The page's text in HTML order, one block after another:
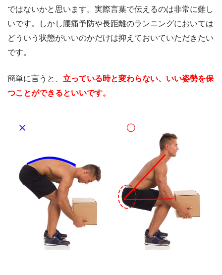
ではないかと思います。実際言葉で伝えるのは非常に難し
いです。しかし腰痛予防や長距離のランニングにおいては
どういう状態がいいのかだけは抑えておいていただきたい
です。
簡単に言うと、 立っている時と変わらない、いい姿勢を保
つことができるといいです。